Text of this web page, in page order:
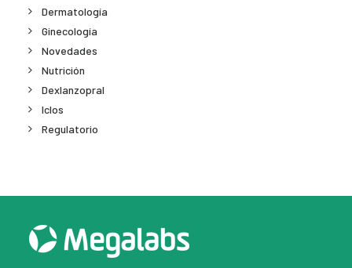
Dermatología
Ginecología
Novedades
Nutrición
Dexlanzopral
Iclos
Regulatorio